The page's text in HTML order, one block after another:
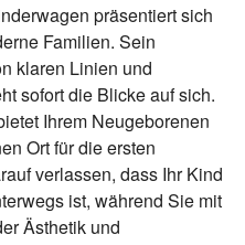
präsentiert sich
Familien. Sein
klaren Linien und
sofort die Blicke auf sich.
Ihrem Neugeborenen
Ort für die ersten
verlassen, dass Ihr Kind
ist, während Sie mit
Ästhetik und